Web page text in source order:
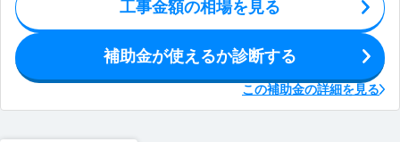
工事金額の相場を見る
補助金が使えるか診断する
この補助金の詳細を見る